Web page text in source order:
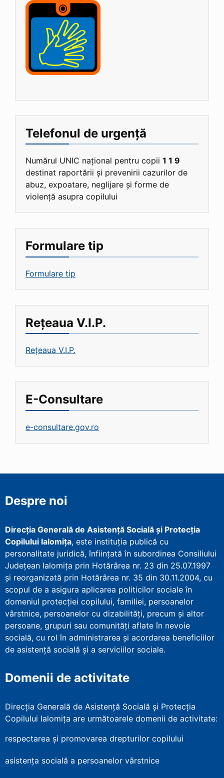
Telefonul de urgență
Numărul UNIC național pentru copii 1 1 9
destinat raportării și prevenirii cazurilor de
abuz, expoatare, neglijare și forme de
violență asupra copilului
Formulare tip
Formulare tip
Rețeaua V.I.P.
Rețeaua V.I.P.
E-Consultare
e-consultare.gov.ro
Despre noi
Direcţia Generală de Asistenţă Socială şi Protecţia
Copilului Ialomița, este instituţia publică cu
personalitate juridică, înfiinţată în subordinea Consiliului
Județean Ialomița prin Hotărârea nr. 23 din 25.07.1997
şi reorganizată prin Hotărârea nr. 35 din 30.11.2004, cu
scopul de a asigura aplicarea politicilor sociale în
domeniul protecţiei copilului, familiei, persoanelor
vârstnice, persoanelor cu dizabilităţi, precum şi altor
persoane, grupuri sau comunităţi aflate în nevoie
socială, cu rol în administrarea şi acordarea beneficiilor
de asistenţă socială şi a serviciilor sociale.
Domenii de activitate
Direcția Generală de Asistență Socială și Protecția
Copilului Ialomița are următoarele domenii de activitate:
respectarea și promovarea drepturilor copilului
asistența socială a persoanelor vârstnice